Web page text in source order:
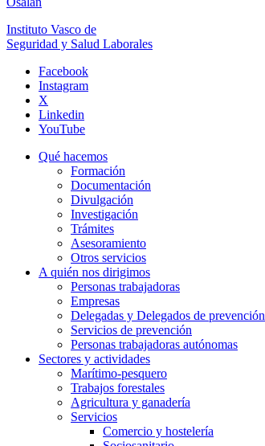
Instituto Vasco de
Seguridad y Salud Laborales
Facebook
Instagram
X
Linkedin
YouTube
Qué hacemos
Formación
Documentación
Divulgación
Investigación
Trámites
Asesoramiento
Otros servicios
A quién nos dirigimos
Personas trabajadoras
Empresas
Delegadas y Delegados de prevención
Servicios de prevención
Personas trabajadoras autónomas
Sectores y actividades
Marítimo-pesquero
Trabajos forestales
Agricultura y ganadería
Servicios
Comercio y hostelería